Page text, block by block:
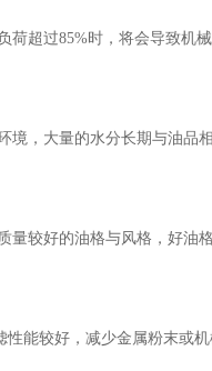
荷超过85%时，将会导致机
境，大量的水分长期与油品
量较好的油格与风格，好油
性能较好，减少金属粉末或